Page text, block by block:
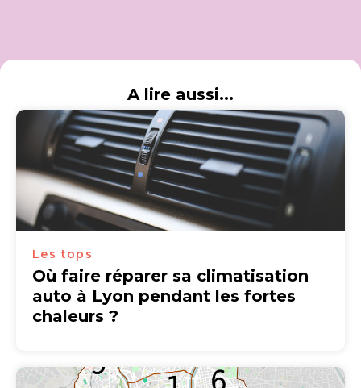
A lire aussi...
Les tops
Où faire réparer sa climatisation
auto à Lyon pendant les fortes
chaleurs ?